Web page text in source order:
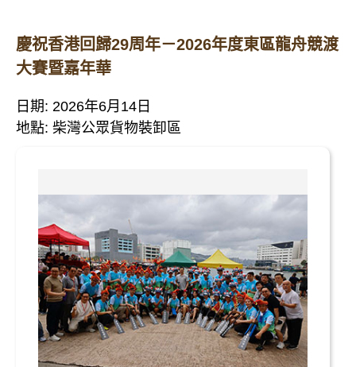
慶祝香港回歸29周年－2026年度東區龍舟競渡
大賽暨嘉年華
日期: 2026年6月14日
地點: 柴灣公眾貨物裝卸區